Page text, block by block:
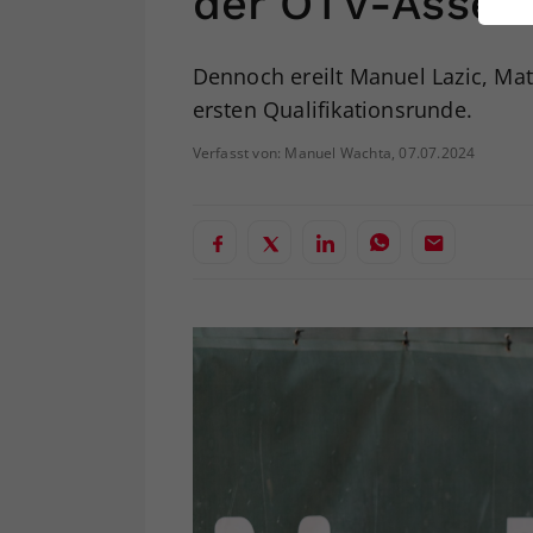
Dennoch ereilt Manuel Lazic,
ersten Qualifikationsrunde.
Verfasst von: Manuel Wachta, 07.07.2024